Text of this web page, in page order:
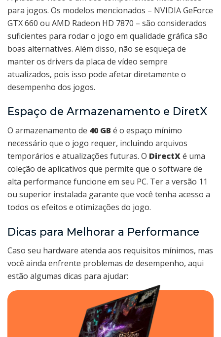
para jogos. Os modelos mencionados – NVIDIA GeForce
GTX 660 ou AMD Radeon HD 7870 – são considerados
suficientes para rodar o jogo em qualidade gráfica são
boas alternatives. Além disso, não se esqueça de
manter os drivers da placa de vídeo sempre
atualizados, pois isso pode afetar diretamente o
desempenho dos jogos.
Espaço de Armazenamento e DiretX
O armazenamento de 40 GB é o espaço mínimo
necessário que o jogo requer, incluindo arquivos
temporários e atualizações futuras. O DirectXé uma
coleção de aplicativos que permite que o software de
alta performance funcione em seu PC. Ter a versão 11
ou superior instalada garante que você tenha acesso a
todos os efeitos e otimizações do jogo.
Dicas para Melhorar a Performance
Caso seu hardware atenda aos requisitos mínimos, mas
você ainda enfrente problemas de desempenho, aqui
estão algumas dicas para ajudar: